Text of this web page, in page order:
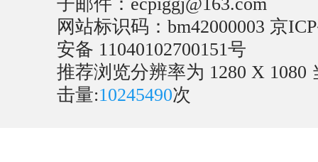
网站标识码：bm42000003 京
安备 11040102700151号
推荐浏览分辨率为 1280 X 1080
击量:10245490次